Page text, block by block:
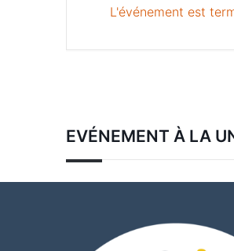
L'événement est
EVÉNEMENT À LA